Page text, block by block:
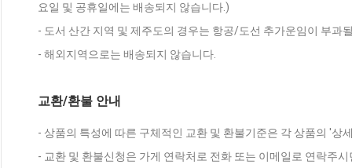
요일 및 공휴일에는 배송되지 않습니다.)
- 도서 산간 지역 및 제주도의 경우는 항공/도선 추가운임이 부과
- 해외지역으로는 배송되지 않습니다.
교환/환불 안내
- 상품의 특성에 따른 구체적인 교환 및 환불기준은 각 상품의 '상
- 교환 및 환불신청은 가게 연락처로 전화 또는 이메일로 연락주